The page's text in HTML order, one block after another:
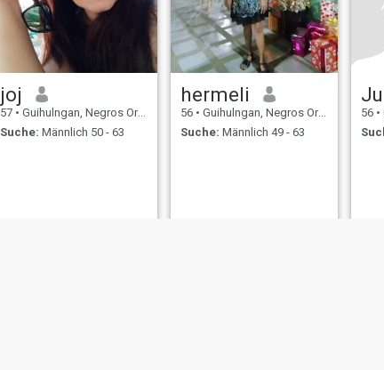
joj
57 • Guihulngan, Negros Oriental, Philippinen
Suche: Männlich 50 - 63
hermeli
56 • Guihulngan, Negros Oriental, Philippinen
Suche: Männlich 49 - 63
56 •